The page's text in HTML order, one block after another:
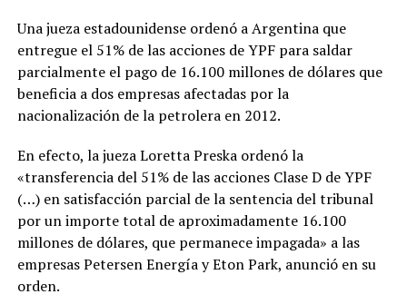
Una jueza estadounidense ordenó a Argentina que
entregue el 51% de las acciones de YPF para saldar
parcialmente el pago de 16.100 millones de dólares que
beneficia a dos empresas afectadas por la
nacionalización de la petrolera en 2012.
En efecto, la jueza Loretta Preska ordenó la
«transferencia del 51% de las acciones Clase D de YPF
(…) en satisfacción parcial de la sentencia del tribunal
por un importe total de aproximadamente 16.100
millones de dólares, que permanece impagada» a las
empresas Petersen Energía y Eton Park, anunció en su
orden.